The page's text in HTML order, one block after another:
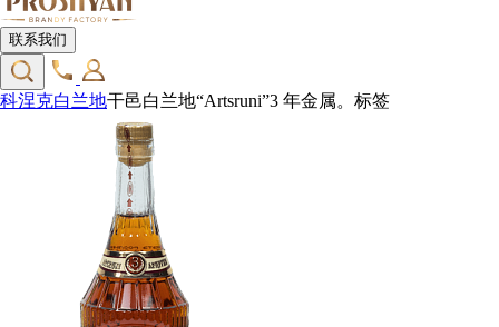
联系我们
科涅克白兰地干邑白兰地“Artsruni”3 年金属。标签